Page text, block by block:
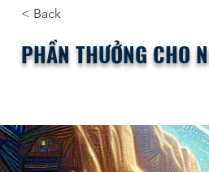
< Back
PHẦN THƯỞNG CHO